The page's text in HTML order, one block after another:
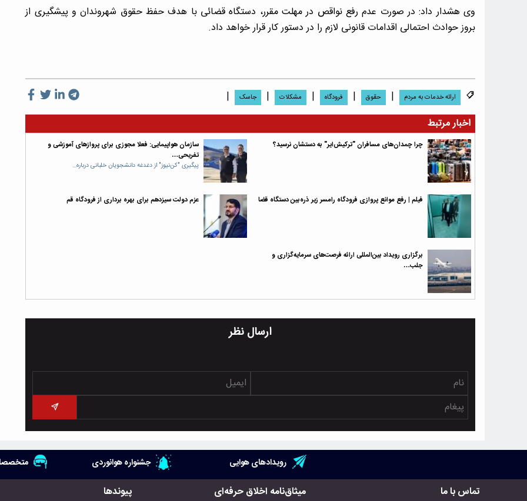
وی هشدار داد: در صورت عدم رفع نواقص در مهلت مقرر، دستگاه قضائی با هدف حفظ حقوق شهروندان و پیشگیری از
بروز حوادث احتمالی اقدامات قانونی لازم را در دستور کار قرار خواهد داد.
ارائه خدمات به مردم | حقوق | فرودگاه | مشکلات | جاسک
|
اخبار مرتبط
چرا چمدان‌های مسافران "ترکیش‌ایر" به دستشان نرسید؟
سازمان هواپیمایی: فعلا مجوزی برای پروازهای آموزشی و
تفریحی…
پیگیری "کن‌نیوز" از دغدغه دانشجویان خلبانی درباره…
فیلم | رفع موانع پروازی فرودگاه رامسر زیر ذره‌بین دستگاه قضا عزم دولت سیزدهم برای بهره برداری از فرودگاه قم
برگزاری رویداد بین‌المللی ارائه فرصت‌های سرمایه‌گزاری و
جلب…
ارسال نظر
رویدادهای هوایی جشنواره هوانوردی
تماس با ما میثاق‌نامه اخلاق حرفه‌ای پیوندها